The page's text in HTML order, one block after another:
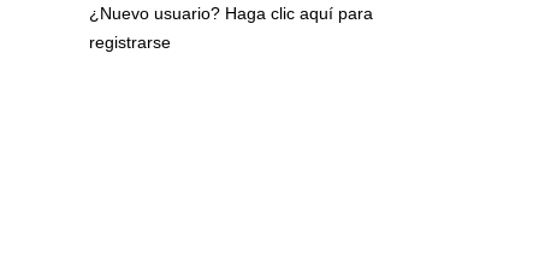
¿Nuevo usuario? Haga clic aquí para
registrarse